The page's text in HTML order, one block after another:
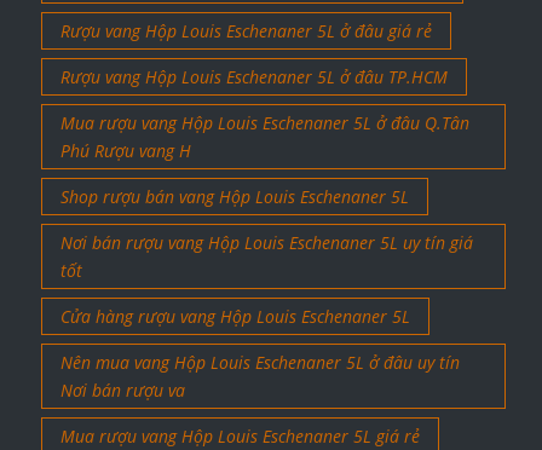
Rượu vang Hộp Louis Eschenaner 5L ở đâu giá rẻ
Rượu vang Hộp Louis Eschenaner 5L ở đâu TP.HCM
Mua rượu vang Hộp Louis Eschenaner 5L ở đâu Q.Tân
Phú Rượu vang H
Shop rượu bán vang Hộp Louis Eschenaner 5L
Nơi bán rượu vang Hộp Louis Eschenaner 5L uy tín giá
tốt
Cửa hàng rượu vang Hộp Louis Eschenaner 5L
Nên mua vang Hộp Louis Eschenaner 5L ở đâu uy tín
Nơi bán rượu va
Mua rượu vang Hộp Louis Eschenaner 5L giá rẻ